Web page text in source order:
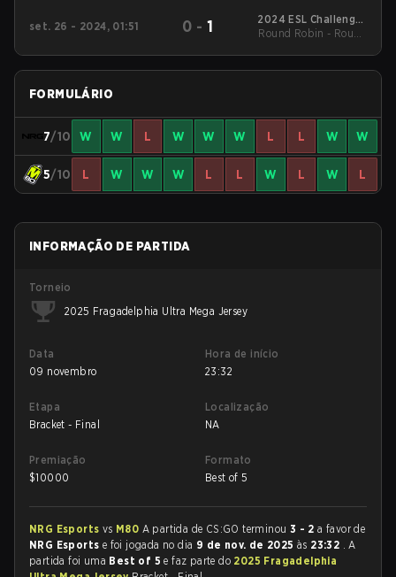
set. 26 - 2024, 01:51 0 -1
2024 ESL Challenger
League Season 48:
Round Robin - Round
FORMULÁRIO
7/10 W W L W W W L L W W
5/10 L W W W L L W L W L
INFORMAÇÃO DE PARTIDA
Torneio
2025 Fragadelphia Ultra Mega Jersey
Data
09 novembro
Hora de início
23:32
Etapa
Bracket - Final
Localização
NA
Premiação
$10000
Formato
Best of 5
NRG Esports vs M80 A partida de CS:GO terminou 3 - 2 a favor de
NRG Esports e foi jogada no dia 9 de nov. de 2025às 23:32 . A
partida foi uma Best of 5e faz parte do 2025 Fragadelphia